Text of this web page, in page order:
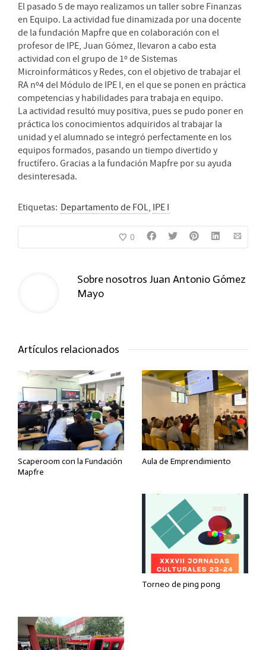
El pasado 5 de mayo realizamos un taller sobre Finanzas
en Equipo. La actividad fue dinamizada por una docente
de la fundación Mapfre que en colaboración con el
profesor de IPE, Juan Gómez, llevaron a cabo esta
actividad con el grupo de 1º de Sistemas
Microinformáticos y Redes, con el objetivo de trabajar el
RA nº4 del Módulo de IPE I, en el que se ponen en práctica
competencias y habilidades para trabaja en equipo.
La actividad resultó muy positiva, pues se pudo poner en
práctica los conocimientos adquiridos al trabajar la
unidad y el alumnado se integró perfectamente en los
equipos formados, pasando un tiempo divertido y
fructífero. Gracias a la fundación Mapfre por su ayuda
desinteresada.
Etiquetas: Departamento de FOL, IPE I
0
Sobre nosotros Juan Antonio Gómez
Mayo
Artículos relacionados
Scaperoom con la Fundación
Mapfre
Aula de Emprendimiento
Torneo de ping pong